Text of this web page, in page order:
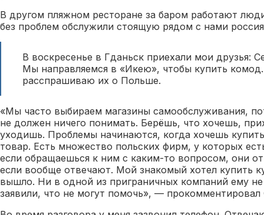
В другом пляжном ресторане за баром работают
без проблем обслужили стоящую рядом с нами
В воскресенье в Гданьск приехали мои друзья:
Мы направляемся в «Икею», чтобы купить
расспрашиваю их о Польше.
«Мы часто выбираем магазины самообслуживания,
не должен ничего понимать. Берёшь, что хочешь,
уходишь. Проблемы начинаются, когда хочешь
товар. Есть множество польских фирм, у которых
если обращаешься к ним с каким-то вопросом, они
если вообще отвечают. Мой знакомый хотел купить
вышло. Ни в одной из приграничных компаний ему не
заявили, что не могут помочь», — прокомментировал